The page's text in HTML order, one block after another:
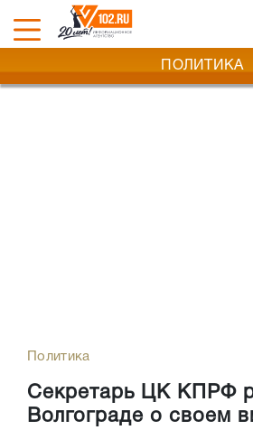
ПОЛИТИКА
Политика
Секретарь ЦК КПРФ
Волгограде о своем